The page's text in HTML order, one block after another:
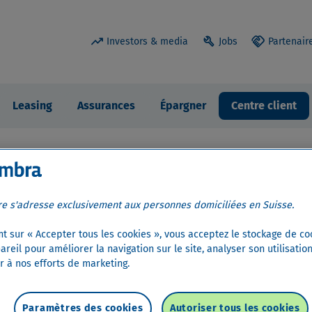
trending_up Investors & media build Jobs handshake
Leasing Assurances Épargner Centre client
Fnac
s'adresse exclusivement aux personnes domiciliées en Suisse.
sur « Accepter tous les cookies », vous acceptez le stockage de
pour améliorer la navigation sur le site, analyser son
à nos efforts de marketing.
Autoriser tous les cookies
Paramètres des cookies